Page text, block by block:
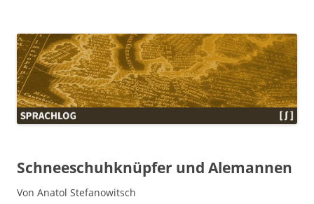
Schneeschuhknüpfer und Alemannen
Von Anatol Stefanowitsch